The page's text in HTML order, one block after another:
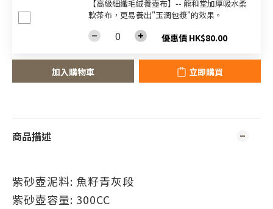
【高級細纖毛絨養壺布】-- 龍和堂加厚吸水柔
軟茶布，更易養出"玉潤包漿"的效果。
優惠價 HK$80.00
加入購物車 立即購買
商品描述
紫砂壺泥料: 魚籽青灰段
紫砂壺容量: 300CC